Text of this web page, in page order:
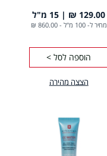
הצצה מהירה
129.00 ₪ 15 מ"ל
מחיר ל- 100 מ"ל -
860.00 ₪
הוספה לסל >